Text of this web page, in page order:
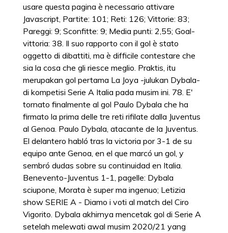
usare questa pagina è necessario attivare
Javascript, Partite: 101; Reti: 126; Vittorie: 83;
Pareggi: 9; Sconfitte: 9; Media punti: 2,55; Goal-
vittoria: 38. Il suo rapporto con il gol è stato
oggetto di dibattiti, ma è difficile contestare che
sia la cosa che gli riesce meglio. Praktis, itu
merupakan gol pertama La Joya -julukan Dybala-
di kompetisi Serie A Italia pada musim ini. 78. E'
tornato finalmente al gol Paulo Dybala che ha
firmato la prima delle tre reti rifilate dalla Juventus
al Genoa. Paulo Dybala, atacante de la Juventus.
El delantero habló tras la victoria por 3-1 de su
equipo ante Genoa, en el que marcó un gol, y
sembró dudas sobre su continuidad en Italia.
Benevento-Juventus 1-1, pagelle: Dybala
sciupone, Morata è super ma ingenuo; Letizia
show SERIE A - Diamo i voti al match del Ciro
Vigorito. Dybala akhirnya mencetak gol di Serie A
setelah melewati awal musim 2020/21 yang